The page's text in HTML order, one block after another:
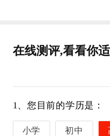
在线测评,看看你
1、您目前的学历是：
小学 初中